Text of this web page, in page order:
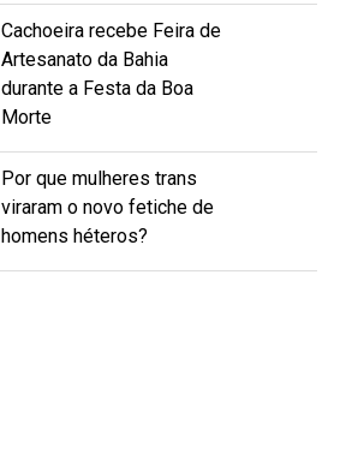
Cachoeira recebe Feira de
Artesanato da Bahia
durante a Festa da Boa
Morte
Por que mulheres trans
viraram o novo fetiche de
homens héteros?